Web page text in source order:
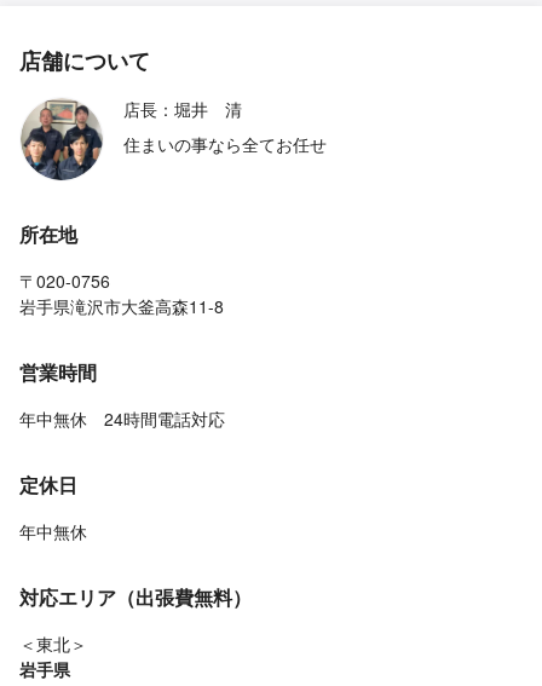
店舗について
店長：堀井 清
住まいの事なら全てお任せ
所在地
〒020-0756
岩手県滝沢市大釜高森11-8
営業時間
年中無休 24時間電話対応
定休日
年中無休
対応エリア（出張費無料）
＜東北＞
岩手県